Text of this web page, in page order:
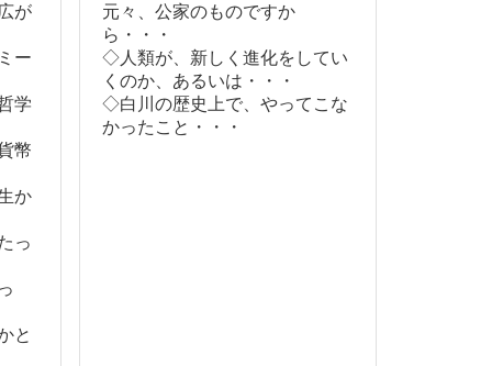
が
ー
学
幣
か
っ
と
元々、公家のものですか
ら・・・
◇人類が、新しく進化をしてい
くのか、あるいは・・・
◇白川の歴史上で、やってこな
かったこと・・・